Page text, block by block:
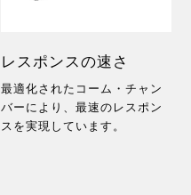
レスポンスの速さ
最適化されたコーム・チャン
バーにより、最速のレスポン
スを実現しています。